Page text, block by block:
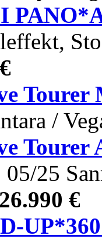
Tourer
/
05/25
26.990 €